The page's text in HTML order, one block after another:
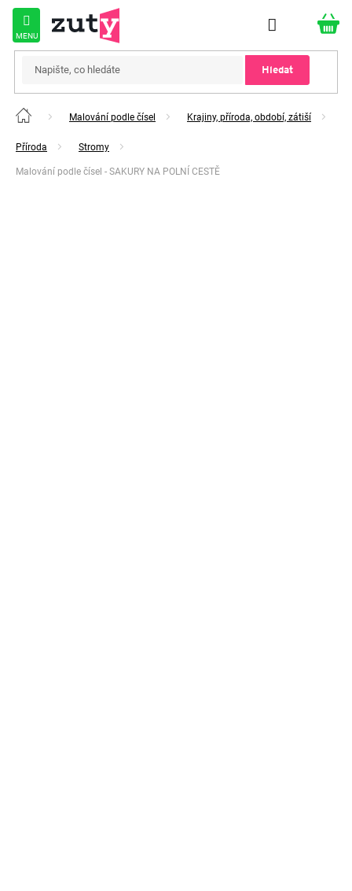
Přejít
obsah
Hledat
Domů Malování podle čísel Krajiny, příroda, období, zátiší
Příroda Stromy
Malování podle čísel - SAKURY NA POLNÍ CESTĚ